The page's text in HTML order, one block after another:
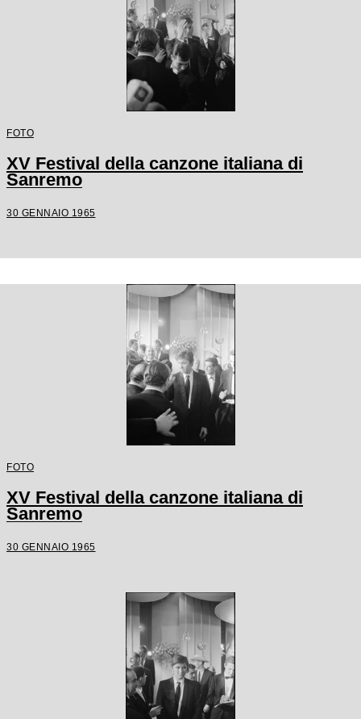
FOTO
XV Festival della canzone italiana di
Sanremo
30 GENNAIO 1965
FOTO
XV Festival della canzone italiana di
Sanremo
30 GENNAIO 1965